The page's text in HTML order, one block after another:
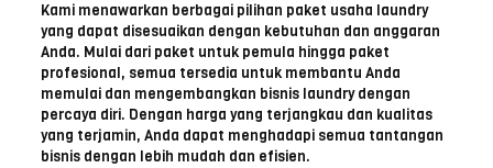
Kami menawarkan berbagai pilihan paket usaha laundry
yang dapat disesuaikan dengan kebutuhan dan anggaran
Anda. Mulai dari paket untuk pemula hingga paket
profesional, semua tersedia untuk membantu Anda
memulai dan mengembangkan bisnis laundry dengan
percaya diri. Dengan harga yang terjangkau dan kualitas
yang terjamin, Anda dapat menghadapi semua tantangan
bisnis dengan lebih mudah dan efisien.